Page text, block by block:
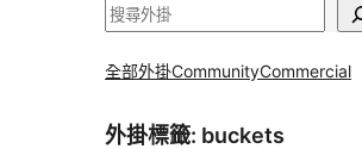
搜
全部外掛CommunityCommercial
外掛標籤: buckets